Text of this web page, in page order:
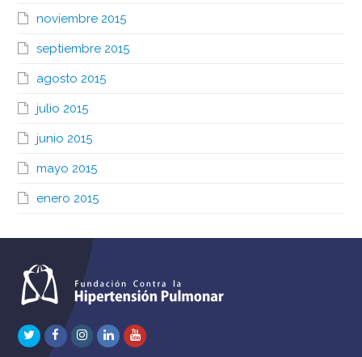
noviembre 2015
septiembre 2015
agosto 2015
julio 2015
junio 2015
mayo 2015
enero 2015
TwitterFacebook
Instagram
LinkedInYoutube